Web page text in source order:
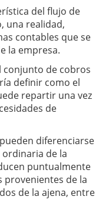
del flujo de
una realidad,
contables que se
la empresa.
conjunto de cobros
definir como el
repartir una vez
de
diferenciarse
de la
puntualmente
de la
de la ajena, entre